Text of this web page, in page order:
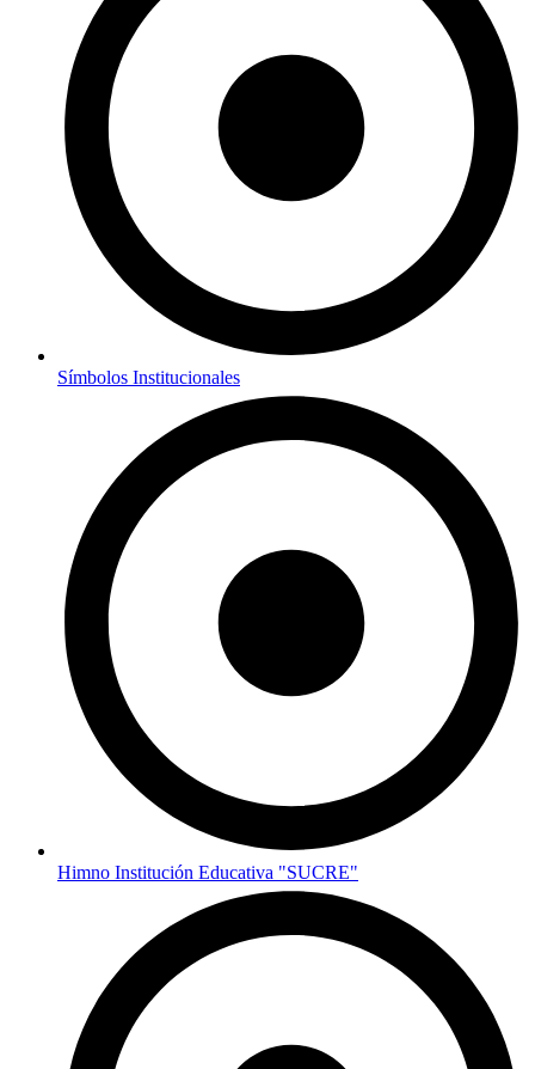
Símbolos Institucionales
Himno Institución Educativa "SUCRE"